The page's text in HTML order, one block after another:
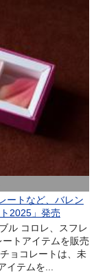
ートなど、バレン
2025」発売
ル コロレ、スフレ
トアイテムを販売
ョコレートは、未
テムを...